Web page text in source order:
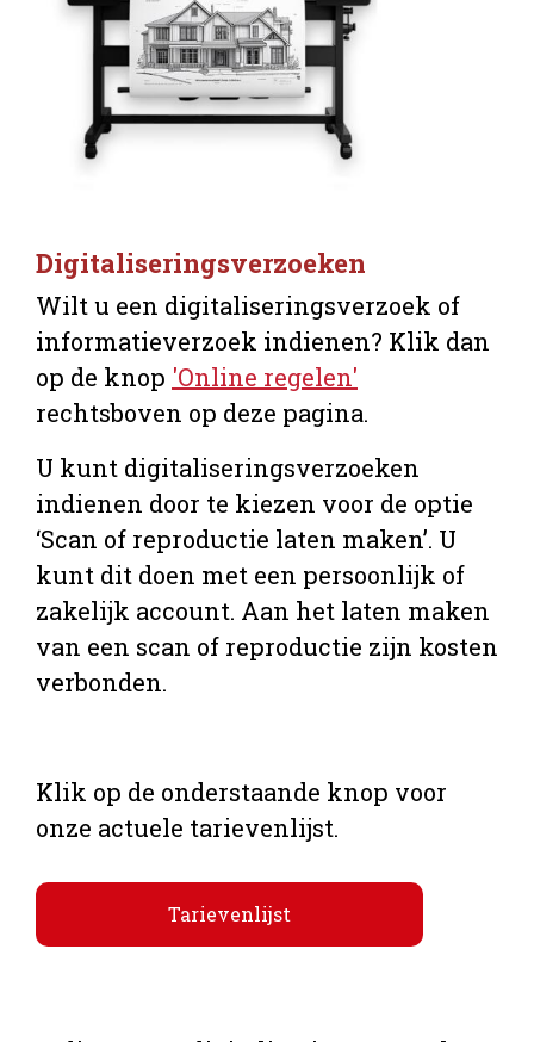
Digitaliseringsverzoeken
Wilt u een digitaliseringsverzoek of
informatieverzoek indienen? Klik dan
op de knop 'Online regelen'
rechtsboven op deze pagina.
U kunt digitaliseringsverzoeken
indienen door te kiezen voor de optie
‘Scan of reproductie laten maken’. U
kunt dit doen met een persoonlijk of
zakelijk account. Aan het laten maken
van een scan of reproductie zijn kosten
verbonden.
Klik op de onderstaande knop voor
onze actuele tarievenlijst.
Tarievenlijst